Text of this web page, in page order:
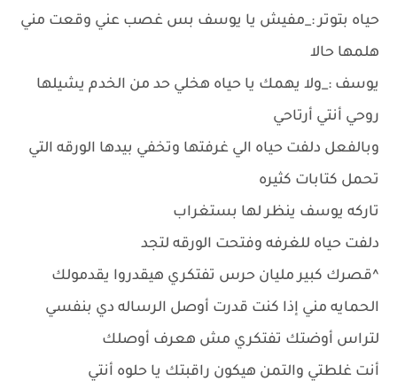
حياه بتوتر :_مفيش يا يوسف بس غصب عني وقعت مني
هلمها حالا
يوسف :_ولا يهمك يا حياه هخلي حد من الخدم يشيلها
روحي أنتي أرتاحي
وبالفعل دلفت حياه الي غرفتها وتخفي بيدها الورقه التي
تحمل كتابات كثيره
تاركه يوسف ينظر لها بستغراب
دلفت حياه للغرفه وفتحت الورقه لتجد
^قصرك كبير مليان حرس تفتكري هيقدروا يقدمولك
الحمايه مني إذا كنت قدرت أوصل الرساله دي بنفسي
لتراس أوضتك تفتكري مش هعرف أوصلك
أنت غلطتي والتمن هيكون راقبتك يا حلوه أنتي